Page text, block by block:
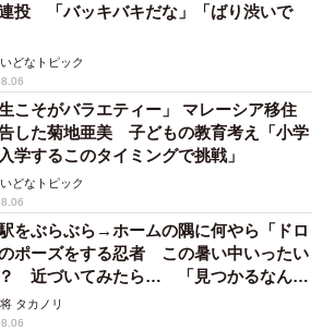
投 「バッキバキだな」「ばり渋いで
どなトピック
生こそがバラエティー」 マレーシア移住
した菊地亜美 子どもの教育考え「小学
学するこのタイミングで挑戦」
どなトピック
をぶらぶら→ホームの隅に何やら「ドロ
ポーズをする忍者 この暑い中いったい
近づいてみたら… 「見つかるなんて
タカノリ